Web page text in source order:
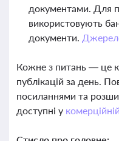
документами. Для
використовують
документи.
Кожне з питань — це
публікацій за день.
посиланнями та
доступні у